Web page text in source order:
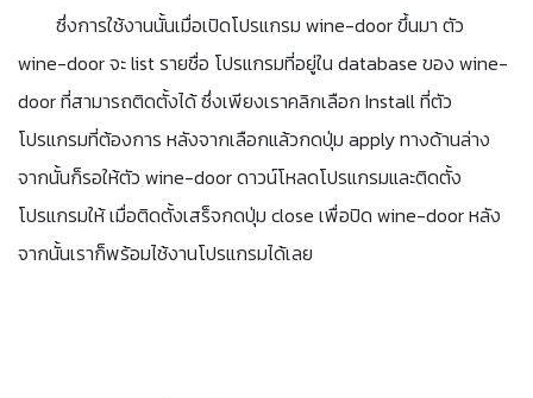
ซึ่งการใช้งานนั้นเมื่อเปิดโปรแกรม wine-door ขึ้นมา ตัว
wine-door จะ list รายชื่อ โปรแกรมที่อยู่ใน database ของ wine-
door ที่สามารถติดตั้งได้ ซึ่งเพียงเราคลิกเลือก Install ที่ตัว
โปรแกรมที่ต้องการ หลังจากเลือกแล้วกดปุ่ม apply ทางด้านล่าง
จากนั้นก็รอให้ตัว wine-door ดาวน์โหลดโปรแกรมและติดตั้ง
โปรแกรมให้ เมื่อติดตั้งเสร็จกดปุ่ม close เพื่อปิด wine-door หลัง
จากนั้นเราก็พร้อมไช้งานโปรแกรมได้เลย